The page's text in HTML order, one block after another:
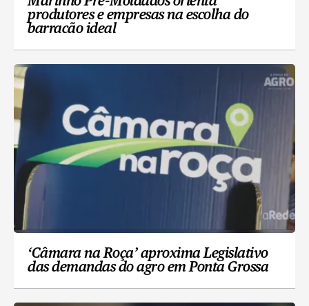
produtores e empresas na escolha do
barracão ideal
‘Câmara na Roça’ aproxima Legislativo
das demandas do agro em Ponta Grossa